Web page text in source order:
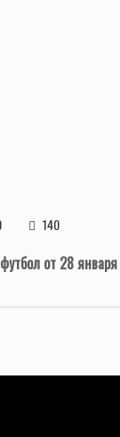
140
от 28 января